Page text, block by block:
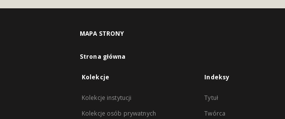
MAPA STRONY
Strona główna
Kolekcje
Kolekcje instytucji
Kolekcje osób prywatnych
Indeksy
Tytuł
Twórca